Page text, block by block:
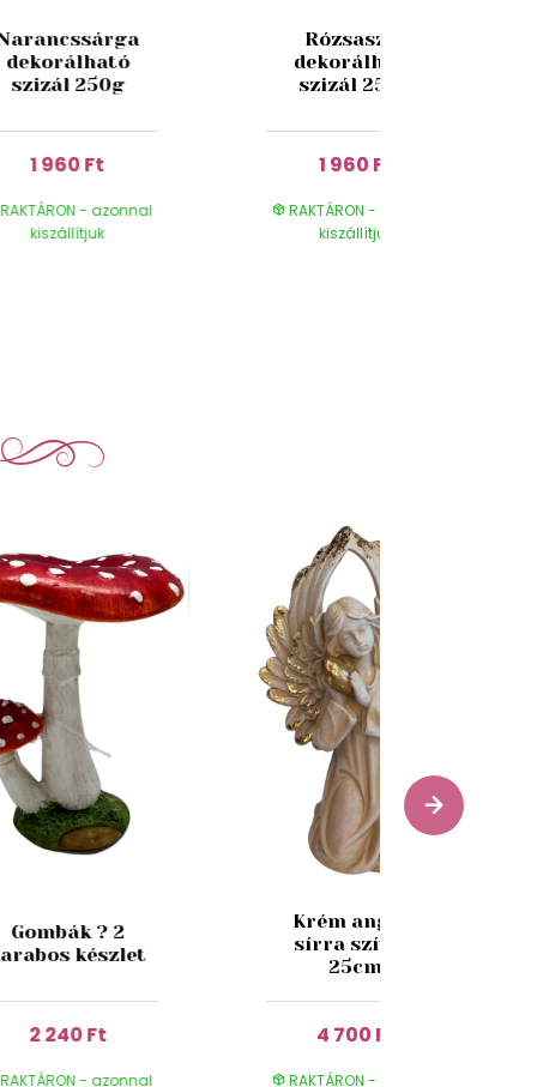
dekorálható
szizál 250g
1 960 Ft
RAKTÁRON - azonnal
kiszállítjuk
Rózsaszín
dekorálható
szizál 250g
1 960 Ft
RAKTÁRON - azonnal
kiszállítjuk
Gombák ? 2
készlet
2 240 Ft
RAKTÁRON - azonnal
Krém angyal
sírra szívvel
25cm
4 700 Ft
RAKTÁRON - azonnal